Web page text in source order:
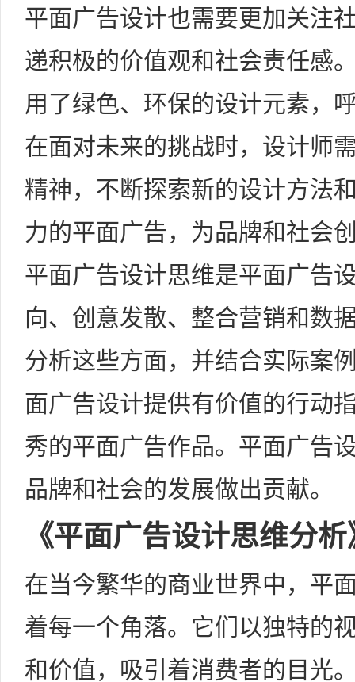
平面广告设计也需要更加关注
递积极的价值观和社会责任感
用了绿色、环保的设计元素，
在面对未来的挑战时，设计师
精神，不断探索新的设计方法
力的平面广告，为品牌和社会
平面广告设计思维是平面广告
向、创意发散、整合营销和数
分析这些方面，并结合实际案
面广告设计提供有价值的行动
秀的平面广告作品。平面广告
品牌和社会的发展做出贡献。
《平面广告设计思维分析
在当今繁华的商业世界中，平
着每一个角落。它们以独特的
和价值，吸引着消费者的目光